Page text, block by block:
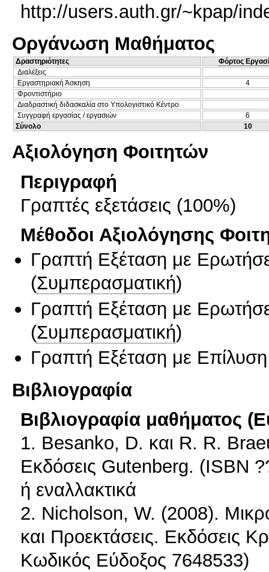
http://users.auth.gr/~kpap/
Οργάνωση Μαθήματος
Δραστηριότητες
Φόρτος
Διαλέξεις
Εργαστηριακή Άσκηση
4
Φροντιστήριο
Διαδραστική διδασκαλία στο Υπολογιστικό Κέντρο
Συγγραφή εργασίας / εργασιών
6
Σύνολο
10
Αξιολόγηση Φοιτητών
Περιγραφή
Γραπτές εξετάσεις (100%)
Μέθοδοι Αξιολόγησης
Γραπτή Εξέταση με
(Συμπερασματική)
Γραπτή Εξέταση με
(Συμπερασματική)
Γραπτή Εξέταση με
Βιβλιογραφία
Βιβλιογραφία μαθήματος
1. Besanko, D. και R. R.
Εκδόσεις Gutenberg. (ISBN
ή εναλλακτικά
2. Nicholson, W. (2008).
και Προεκτάσεις. Εκδόσεις
Kωδικός Εύδοξος 7648533)